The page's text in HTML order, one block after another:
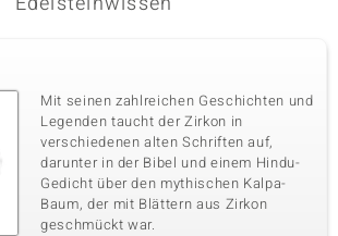
Mit seinen zahlreichen Geschichten und
Legenden taucht der Zirkon in
verschiedenen alten Schriften auf,
darunter in der Bibel und einem Hindu-
Gedicht über den mythischen Kalpa-
Baum, der mit Blättern aus Zirkon
geschmückt war.